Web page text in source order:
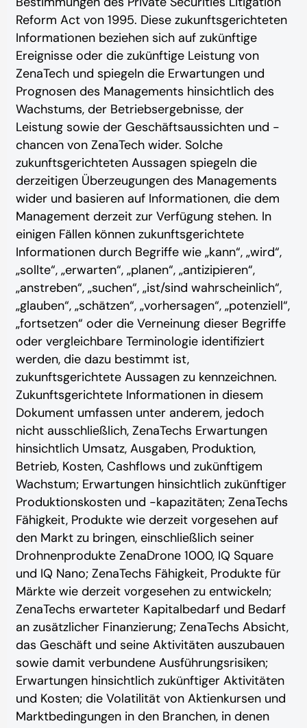
Reform Act von 1995. Diese zukunftsgerichteten
Informationen beziehen sich auf zukünftige
Ereignisse oder die zukünftige Leistung von
ZenaTech und spiegeln die Erwartungen und
Prognosen des Managements hinsichtlich des
Wachstums, der Betriebsergebnisse, der
Leistung sowie der Geschäftsaussichten und -
chancen von ZenaTech wider. Solche
zukunftsgerichteten Aussagen spiegeln die
derzeitigen Überzeugungen des Managements
wider und basieren auf Informationen, die dem
Management derzeit zur Verfügung stehen. In
einigen Fällen können zukunftsgerichtete
Informationen durch Begriffe wie „kann“, „wird“,
„sollte“, „erwarten“, „planen“, „antizipieren“,
„anstreben“, „suchen“, „ist/sind wahrscheinlich“,
„glauben“, „schätzen“, „vorhersagen“, „potenziell“,
„fortsetzen“ oder die Verneinung dieser Begriffe
oder vergleichbare Terminologie identifiziert
werden, die dazu bestimmt ist,
zukunftsgerichtete Aussagen zu kennzeichnen.
Zukunftsgerichtete Informationen in diesem
Dokument umfassen unter anderem, jedoch
nicht ausschließlich, ZenaTechs Erwartungen
hinsichtlich Umsatz, Ausgaben, Produktion,
Betrieb, Kosten, Cashflows und zukünftigem
Wachstum; Erwartungen hinsichtlich zukünftiger
Produktionskosten und -kapazitäten; ZenaTechs
Fähigkeit, Produkte wie derzeit vorgesehen auf
den Markt zu bringen, einschließlich seiner
Drohnenprodukte ZenaDrone 1000, IQ Square
und IQ Nano; ZenaTechs Fähigkeit, Produkte für
Märkte wie derzeit vorgesehen zu entwickeln;
ZenaTechs erwarteter Kapitalbedarf und Bedarf
an zusätzlicher Finanzierung; ZenaTechs Absicht,
das Geschäft und seine Aktivitäten auszubauen
sowie damit verbundene Ausführungsrisiken;
Erwartungen hinsichtlich zukünftiger Aktivitäten
und Kosten; die Volatilität von Aktienkursen und
Marktbedingungen in den Branchen, in denen